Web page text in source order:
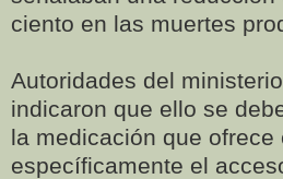
ciento en las muertes
Autoridades del
indicaron que ello se
la medicación que ofrece
específicamente el